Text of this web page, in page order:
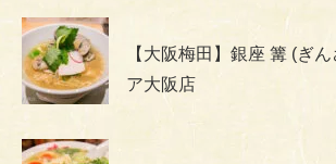
【大阪梅田】銀座 篝 (ぎ
ア大阪店